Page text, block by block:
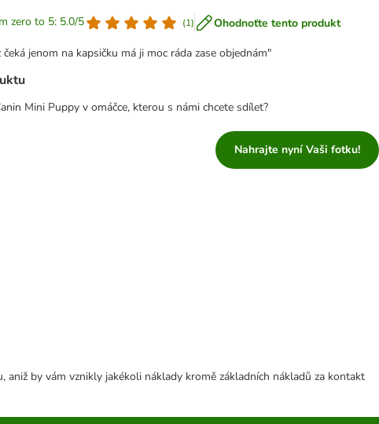
zero to 5: 5.0/5 (1) Ohodnoťte tento produkt
jenom na kapsičku má ji moc ráda zase objednám"
Mini Puppy v omáčce, kterou s námi chcete sdílet?
Nahrajte nyní Vaši fotku!
by vám vznikly jakékoli náklady kromě základních nákladů za kontakt